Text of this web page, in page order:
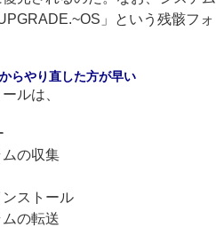
」という残骸フォ
らやり直した方が早い
ルは、
ムの収集
ンストール
の転送